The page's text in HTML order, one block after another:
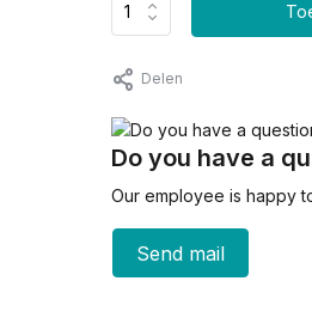
Delen
Do you have a
Our employee is happy
Send mail